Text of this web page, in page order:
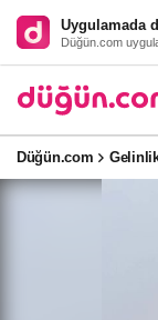
Uygulamada
Düğün.com
Düğün.com